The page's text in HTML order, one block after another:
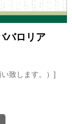
バロリア
致します。）]